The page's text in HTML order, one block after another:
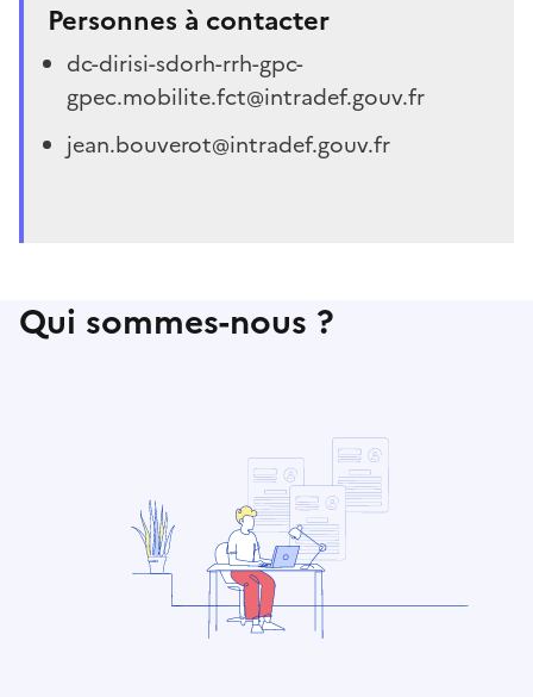
Personnes à contacter
dc-dirisi-sdorh-rrh-gpc-
gpec.mobilite.fct@intradef.gouv.fr
jean.bouverot@intradef.gouv.fr
Qui sommes-nous ?